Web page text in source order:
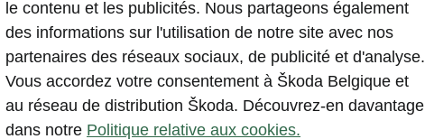
Drive Plus
de vitesse adaptatif/prédictif
le contenu et les publicités. Nous partageons également
des informations sur l'utilisation de notre site avec nos
partenaires des réseaux sociaux, de publicité et d'analyse.
Vous accordez votre consentement à Škoda Belgique et
au réseau de distribution Škoda. Découvrez-en davantage
dans notre Politique relative aux cookies.